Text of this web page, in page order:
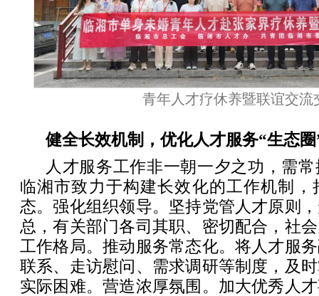
青年人才疗休养暨联谊交流
健全长效机制，优化人才服务“生态圈
人才服务工作非一朝一夕之功，需
临湘市致力于构建长效化的工作机制，
态。强化组织领导。坚持党管人才原则
总，有关部门各司其职、密切配合，社
工作格局。推动服务常态化。将人才服
联系、走访慰问、需求调研等制度，及
实际困难。营造浓厚氛围。加大优秀人